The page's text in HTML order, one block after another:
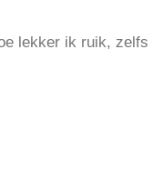
lekker ik ruik, zelfs